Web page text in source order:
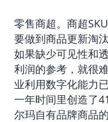
零售商超。商超
要做到商品更新淘
如果缺少可见性和
利润的参考，就很
业利用数字化能力
一年时间里创造了
尔玛自有品牌商品